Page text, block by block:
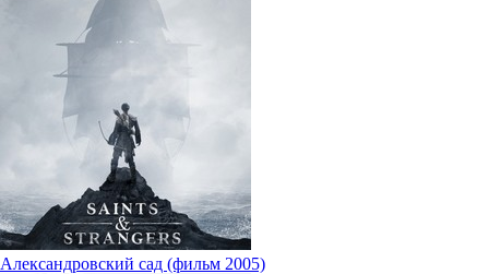
Александровский сад (фильм 2005)